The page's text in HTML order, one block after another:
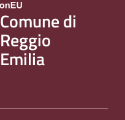
Comune di
Reggio
Emilia